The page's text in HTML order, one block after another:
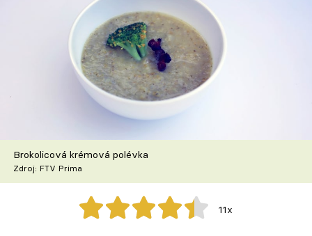
TV Program
Recepty z TV
Speciál: Cuketa
Těhotnej kuchař
Brokolicová krémová polévka
Zdroj: FTV Prima
11x